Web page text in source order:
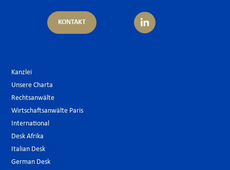
KONTAKT
Kanzlei
Unsere Charta
Rechtsanwälte
Wirtschaftsanwälte Paris
International
Desk Afrika
Italian Desk
German Desk